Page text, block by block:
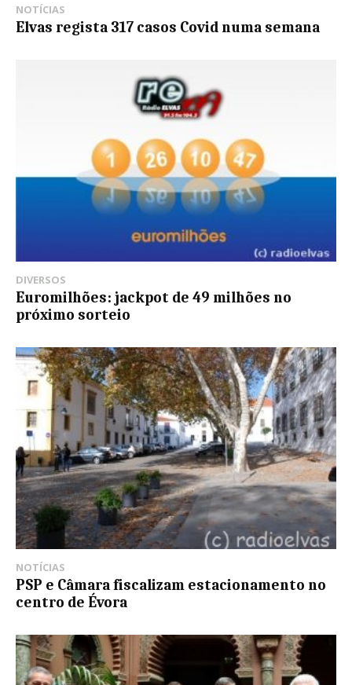
NOTÍCIAS
Elvas regista 317 casos Covid numa semana
DIVERSOS
Euromilhões: jackpot de 49 milhões no
próximo sorteio
NOTÍCIAS
PSP e Câmara fiscalizam estacionamento no
centro de Évora